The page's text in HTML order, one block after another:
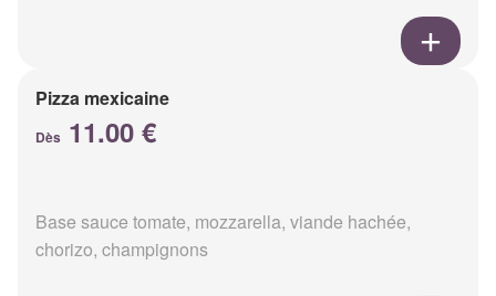
Pizza mexicaine
Dès 11.00 €
Base sauce tomate, mozzarella, viande hachée,
chorizo, champignons